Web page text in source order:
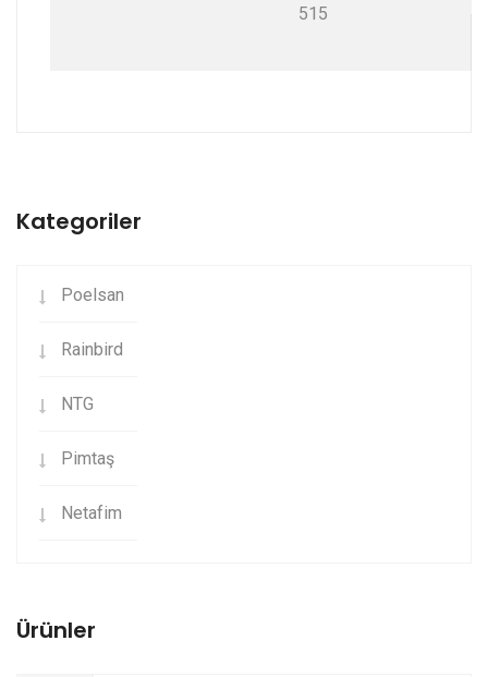
515
Kategoriler
Poelsan
Rainbird
NTG
Pimtaş
Netafim
Ürünler